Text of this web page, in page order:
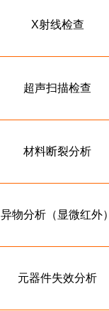
X射线检查
超声扫描检查
材料断裂分析
异物分析（显微红外）
元器件失效分析